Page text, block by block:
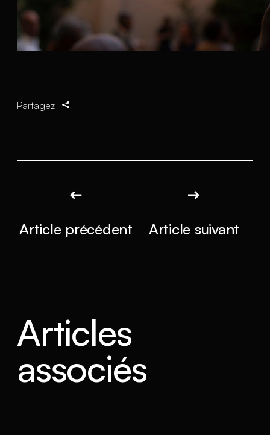
Partagez
Article précédent Article suivant
Articles
associés